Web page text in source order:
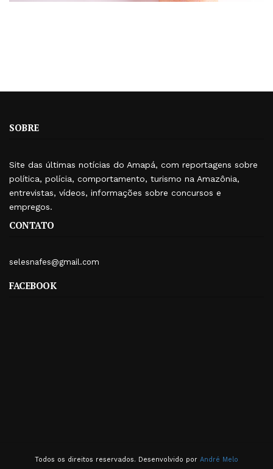
SOBRE
Site das últimas notícias do Amapá, com reportagens sobre
política, polícia, comportamento, turismo na Amazônia,
entrevistas, vídeos, informações sobre concursos e
empregos.
CONTATO
selesnafes@gmail.com
FACEBOOK
Todos os direitos reservados. Desenvolvido por André Melo